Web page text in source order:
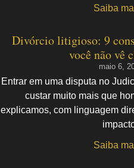
Saiba
Divórcio litigioso: 9
você não vê
maio 6,
Entrar em uma disputa no
custar muito mais que
explicamos, com linguagem
Saiba